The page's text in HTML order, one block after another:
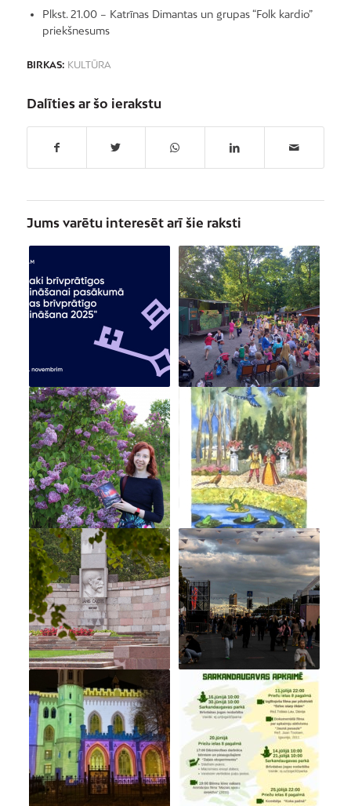
Plkst. 21.00 – Katrīnas Dimantas un grupas “Folk kardio”
priekšnesums
BIRKAS: KULTŪRA
Dalīties ar šo ierakstu
Jums varētu interesēt arī šie raksti